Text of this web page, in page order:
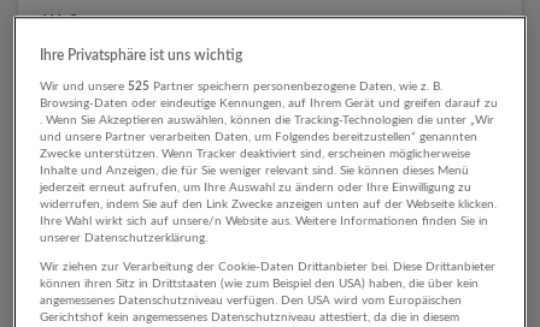
Wo?
Umkreis
Ihre Privatsphäre ist uns wichtig
Wir und unsere525 Partner speichern personenbezogene Daten, wie z. B.
Browsing-Daten oder eindeutige Kennungen, auf Ihrem Gerät und greifen darauf zu
. Wenn Sie Akzeptieren auswählen, können die Tracking-Technologien die unter „Wir
und unsere Partner verarbeiten Daten, um Folgendes bereitzustellen“ genannten
Zwecke unterstützen. Wenn Tracker deaktiviert sind, erscheinen möglicherweise
Inhalte und Anzeigen, die für Sie weniger relevant sind. Sie können dieses Menü
jederzeit erneut aufrufen, um Ihre Auswahl zu ändern oder Ihre Einwilligung zu
widerrufen, indem Sie auf den Link Zwecke anzeigen unten auf der Webseite klicken.
Ihre Wahl wirkt sich auf unsere/n Website aus. Weitere Informationen finden Sie in
unserer Datenschutzerklärung.
Wir ziehen zur Verarbeitung der Cookie-Daten Drittanbieter bei. Diese Drittanbieter
können ihren Sitz in Drittstaaten (wie zum Beispiel den USA) haben, die über kein
angemessenes Datenschutzniveau verfügen. Den USA wird vom Europäischen
Gerichtshof kein angemessenes Datenschutzniveau attestiert, da die in diesem